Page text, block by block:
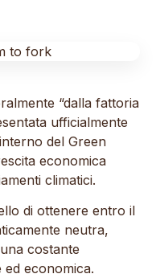
“dalla fattoria
ufficialmente
del Green
economica
climatici.
di ottenere entro il
neutra,
costante
ed economica.